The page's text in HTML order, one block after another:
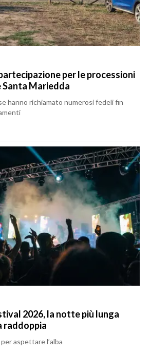
per le processioni
Santa Mariedda
hanno richiamato numerosi fedeli fin
2026, la notte più lunga
raddoppia
aspettare l’alba